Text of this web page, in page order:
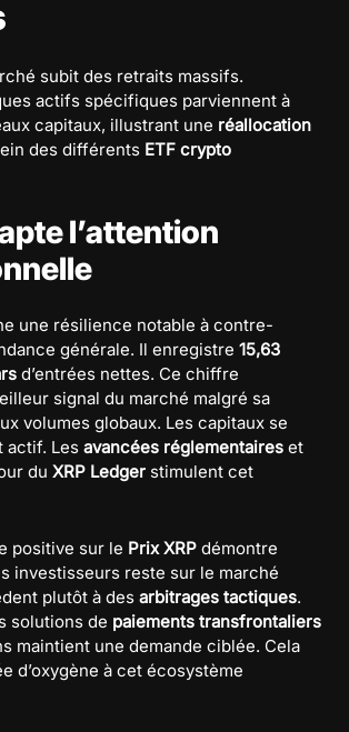
subit des retraits massifs.
actifs spécifiques parviennent à
capitaux, illustrant une réallocation
des différents ETF crypto
l’attention
une résilience notable à contre-
générale. Il enregistre 15,63
d’entrées nettes. Ce chiffre
signal du marché malgré sa
volumes globaux. Les capitaux se
actif. Les avancées réglementaires et
du XRP Ledger stimulent cet
positive sur le Prix XRP démontre
investisseurs reste sur le marché
plutôt à des arbitrages tactiques.
solutions de paiements transfrontaliers
maintient une demande ciblée. Cela
d’oxygène à cet écosystème